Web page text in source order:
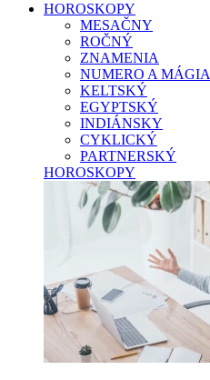
HOROSKOPY
MESAČNY
ROČNÝ
ZNAMENIA
NUMERO A MÁGIA
KELTSKÝ
EGYPTSKÝ
INDIÁNSKY
CYKLICKÝ
PARTNERSKÝ
HOROSKOPY